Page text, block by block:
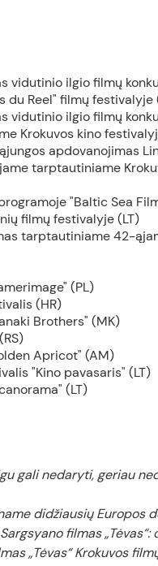
vidutinio ilgio filmų
Reel" filmų festivalyje
vidutinio ilgio filmų
Krokuvos kino
apdovanojimas
tarptautiniame
"Baltic Sea
filmų festivalyje (LT)
tarptautiniame 42-
(PL)
(HR)
Brothers" (MK)
Apricot" (AM)
"Kino pavasaris" (LT)
(LT)
gali nedaryti, geriau
didžiausių
filmas
„Tėvas“ Krokuvos